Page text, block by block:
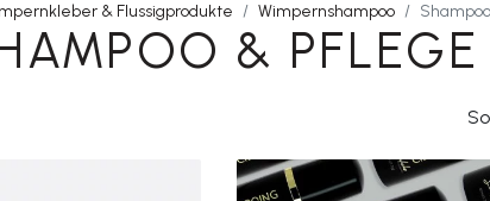
& Flussigprodukte Wimpernshampoo
& PFLEGE